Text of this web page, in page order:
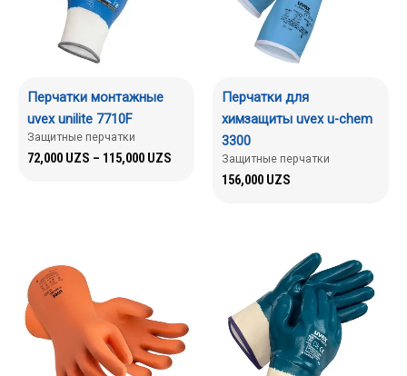
Перчатки монтажные
uvex unilite 7710F
Защитные перчатки
72,000 UZS – 115,000 UZS
Перчатки для
химзащиты uvex u-chem
3300
Защитные перчатки
156,000 UZS